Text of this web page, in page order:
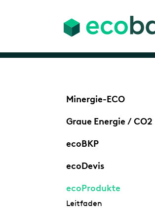
Minergie-ECO
Graue Energie / CO2
ecoBKP
ecoDevis
ecoProdukte
Leitfaden